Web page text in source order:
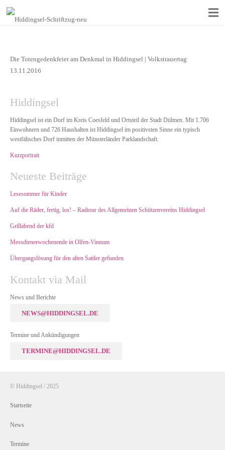
Die Totengedenkfeier am Denkmal in Hiddingsel | Volkstrauertag
13.11.2016
Hiddingsel
Hiddingsel ist ein Dorf im Kreis Coesfeld und Ortsteil der Stadt Dülmen. Mit 1.706
Einwohnern und 726 Haushalten ist Hiddingsel im positivsten Sinne ein typisch
westfälisches Dorf inmitten der Münsterländer Parklandschaft.
Kurzportrait
Neueste Beiträge
Lesesommer für Kinder
Auf die Räder, fertig, los! – Radtour des Allgemeinen Schützenvereins Hiddingsel
Grillabend der kfd
Messdienerwochenende in Olfen-Vinnum
Übergangslösung für den alten Sattler gefunden
Kontakt via Mail
News und Berichte
NEWS@HIDDINGSEL.DE
Termine und Ankündigungen
TERMINE@HIDDINGSEL.DE
© Hiddingsel / 2025
Startseite
News
Termine